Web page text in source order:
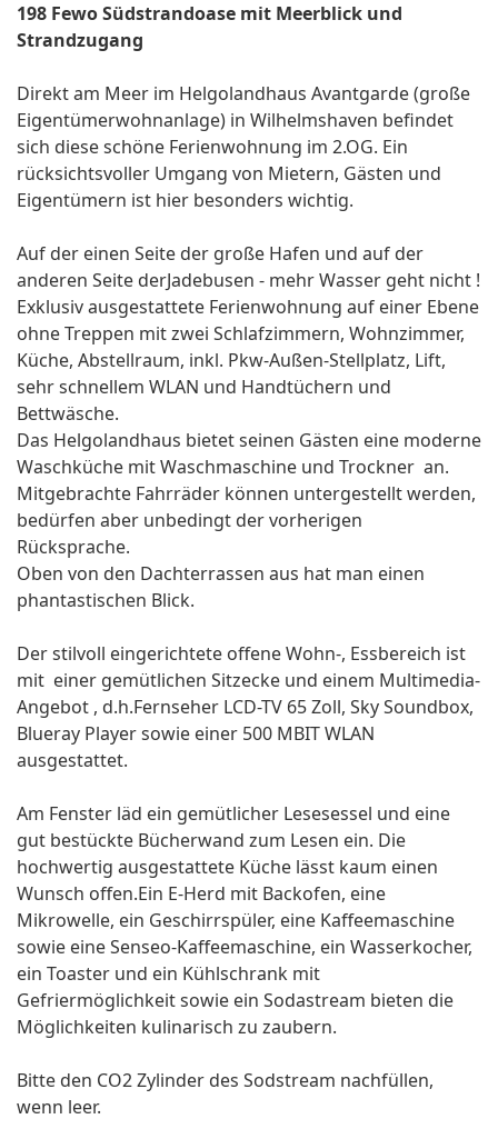
198 Fewo Südstrandoase mit Meerblick und
Strandzugang
Direkt am Meer im Helgolandhaus Avantgarde (große
Eigentümerwohnanlage) in Wilhelmshaven befindet
sich diese schöne Ferienwohnung im 2.OG. Ein
rücksichtsvoller Umgang von Mietern, Gästen und
Eigentümern ist hier besonders wichtig.
Auf der einen Seite der große Hafen und auf der
anderen Seite derJadebusen - mehr Wasser geht nicht !
Exklusiv ausgestattete Ferienwohnung auf einer Ebene
ohne Treppen mit zwei Schlafzimmern, Wohnzimmer,
Küche, Abstellraum, inkl. Pkw-Außen-Stellplatz, Lift,
sehr schnellem WLAN und Handtüchern und
Bettwäsche.
Das Helgolandhaus bietet seinen Gästen eine moderne
Waschküche mit Waschmaschine und Trockner an.
Mitgebrachte Fahrräder können untergestellt werden,
bedürfen aber unbedingt der vorherigen
Rücksprache.
Oben von den Dachterrassen aus hat man einen
phantastischen Blick.
Der stilvoll eingerichtete offene Wohn-, Essbereich ist
mit einer gemütlichen Sitzecke und einem Multimedia-
Angebot , d.h.Fernseher LCD-TV 65 Zoll, Sky Soundbox,
Blueray Player sowie einer 500 MBIT WLAN
ausgestattet.
Am Fenster läd ein gemütlicher Lesesessel und eine
gut bestückte Bücherwand zum Lesen ein. Die
hochwertig ausgestattete Küche lässt kaum einen
Wunsch offen.Ein E-Herd mit Backofen, eine
Mikrowelle, ein Geschirrspüler, eine Kaffeemaschine
sowie eine Senseo-Kaffeemaschine, ein Wasserkocher,
ein Toaster und ein Kühlschrank mit
Gefriermöglichkeit sowie ein Sodastream bieten die
Möglichkeiten kulinarisch zu zaubern.
Bitte den CO2 Zylinder des Sodstream nachfüllen,
wenn leer.